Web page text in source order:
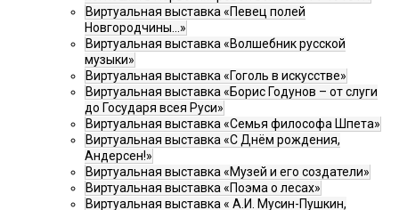
Виртуальная выставка «Певец полей
Новгородчины…»
Виртуальная выставка «Волшебник русской
музыки»
Виртуальная выставка «Гоголь в искусстве»
Виртуальная выставка «Борис Годунов – от слуги
до Государя всея Руси»
Виртуальная выставка «Семья философа Шпета»
Виртуальная выставка «С Днём рождения,
Андерсен!»
Виртуальная выставка «Музей и его создатели»
Виртуальная выставка «Поэма о лесах»
Виртуальная выставка « А.И. Мусин-Пушкин,